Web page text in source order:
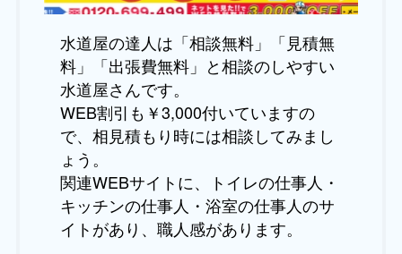
水道屋の達人は「相談無料」「見積無
料」「出張費無料」と相談のしやすい
水道屋さんです。
WEB割引も￥3,000付いていますの
で、相見積もり時には相談してみまし
ょう。
関連WEBサイトに、トイレの仕事人・
キッチンの仕事人・浴室の仕事人のサ
イトがあり、職人感があります。